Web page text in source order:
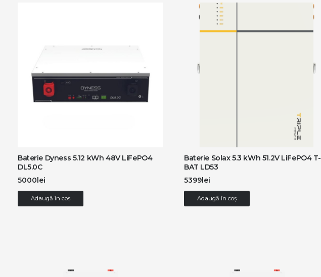
Baterie Dyness 5.12 kWh 48V LiFePO4
DL5.0C
5000 lei
Adaugă în coș
Baterie Solax 5.3 kWh 51.2V LiFePO4 T-
BAT LD53
5399 lei
Adaugă în coș